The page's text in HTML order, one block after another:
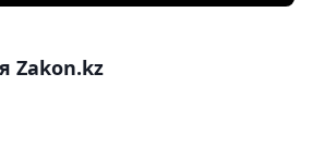
Zakon.kz